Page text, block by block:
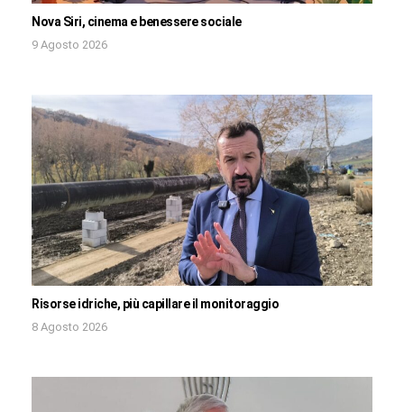
Nova Siri, cinema e benessere sociale
9 Agosto 2026
Risorse idriche, più capillare il monitoraggio
8 Agosto 2026